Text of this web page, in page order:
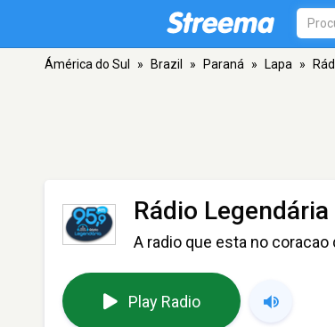
Ámérica do Sul » Brazil » Paraná » Lapa »
Rádio Legendária
A radio que esta no coracao
Play Radio